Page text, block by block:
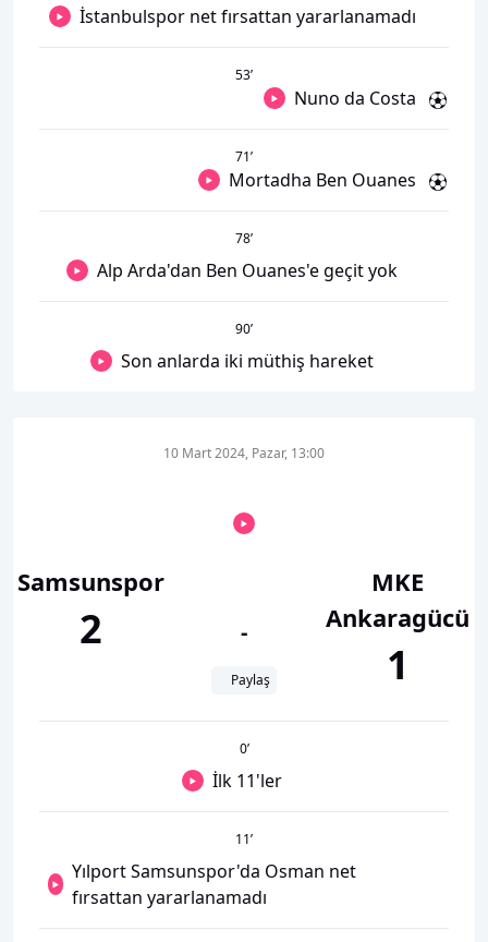
İstanbulspor net fırsattan yararlanamadı
53’
Nuno da Costa
71’
Mortadha Ben Ouanes
78’
Alp Arda'dan Ben Ouanes'e geçit yok
90’
Son anlarda iki müthiş hareket
Samsunspor
2
10 Mart 2024, Pazar, 13:00
-
Paylaş
MKE
Ankaragücü
1
0’
İlk 11'ler
11’
Yılport Samsunspor'da Osman net
fırsattan yararlanamadı